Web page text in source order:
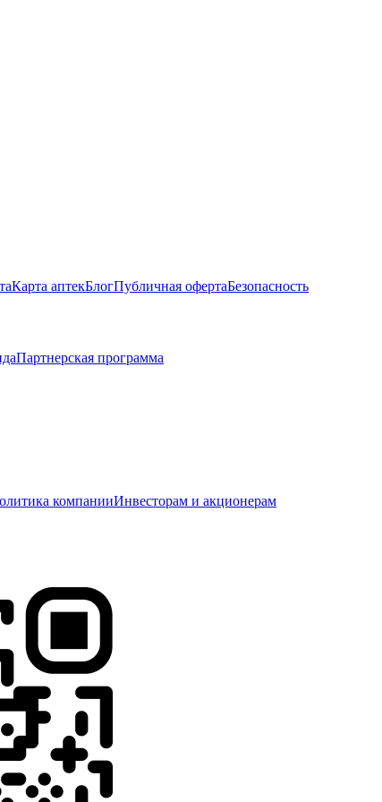
Карта аптекБлогПубличная офертаБезопасность
Партнерская программа
компанииИнвесторам и акционерам